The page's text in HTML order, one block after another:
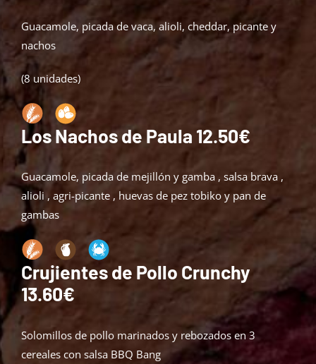
Guacamole, picada de vaca, alioli, cheddar, picante y
nachos
(8 unidades)
Los Nachos de Paula 12.50€
Guacamole, picada de mejillón y gamba , salsa brava ,
alioli , agri-picante , huevas de pez tobiko y pan de
gambas
Crujientes de Pollo Crunchy
13.60€
Solomillos de pollo marinados y rebozados en 3
cereales con salsa BBQ Bang